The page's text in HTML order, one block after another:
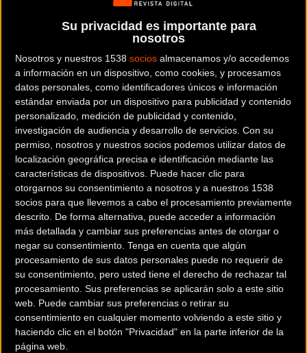
Su privacidad es importante para
nosotros
Nosotros y nuestros 1538 socios almacenamos y/o accedemos
a información en un dispositivo, como cookies, y procesamos
datos personales, como identificadores únicos e información
estándar enviada por un dispositivo para publicidad y contenido
personalizado, medición de publicidad y contenido,
investigación de audiencia y desarrollo de servicios. Con su
permiso, nosotros y nuestros socios podemos utilizar datos de
localización geográfica precisa e identificación mediante las
características de dispositivos. Puede hacer clic para
otorgarnos su consentimiento a nosotros y a nuestros 1538
socios para que llevemos a cabo el procesamiento previamente
descrito. De forma alternativa, puede acceder a información
más detallada y cambiar sus preferencias antes de otorgar o
negar su consentimiento. Tenga en cuenta que algún
procesamiento de sus datos personales puede no requerir de
su consentimiento, pero usted tiene el derecho de rechazar tal
procesamiento. Sus preferencias se aplicarán solo a este sitio
web. Puede cambiar sus preferencias o retirar su
consentimiento en cualquier momento volviendo a este sitio y
haciendo clic en el botón "Privacidad" en la parte inferior de la
página web.
El último kilómetro